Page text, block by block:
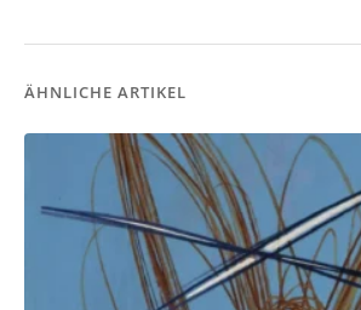
ÄHNLICHE ARTIKEL